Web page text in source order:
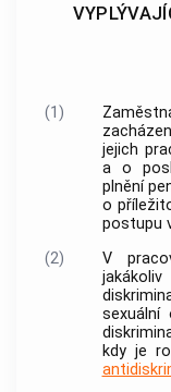
(1)
jejich
a o
plnění
o
postupu
(2)
V
sexuální
kdy je